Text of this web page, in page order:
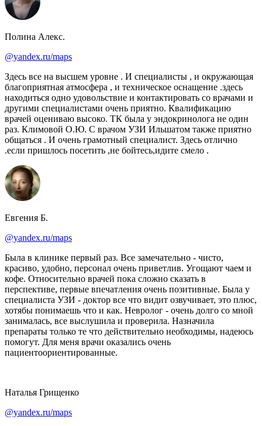
Полина Алекс.
@yandex.ru/maps
Здесь все на высшем уровне . И специалисты , и окружающая
благоприятная атмосфера , и техническое оснащение .здесь
находиться одно удовольствие и контактировать со врачами и
другими специалистами очень приятно. Квалификацию
врачей оцениваю высоко. ТК была у эндокринолога не один
раз. Климовой О.Ю. С врачом УЗИ Ильшатом также приятно
общаться . И очень грамотный специалист. Здесь отлично
.если пришлось посетить ,не бойтесь,идите смело .
Евгения Б.
@yandex.ru/maps
Была в клинике первый раз. Все замечательно - чисто,
красиво, удобно, персонал очень приветлив. Угощают чаем и
кофе. Относительно врачей пока сложно сказать в
перспективе, первые впечатления очень позитивные. Была у
специалиста УЗИ - доктор все что видит озвучивает, это плюс,
хотябы понимаешь что и как. Невролог - очень долго со мной
занималась, все выслушила и проверила. Назначила
препараты только те что действительно необходимы, надеюсь
помогут. Для меня врачи оказались очень
пациентоориентированные.
Наталья Грищенко
@yandex.ru/maps